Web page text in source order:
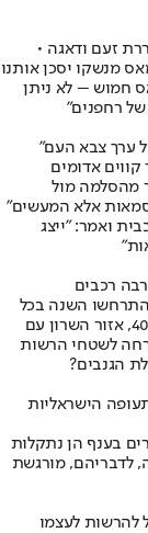
זעם ודאגה •
מנשקו יסכן אותנו
חמוש – לא ניתן
רחפנים"
ערך צבא העם"
אדומים
מהסלמה מול
אלא המעשים"
ואמר: "ייצג
רכבים
השנה בכל
רחבי הארץ כמעט ללא הפסקה • גוש דן מוביל עם 40%, אזור השרון עם
לשטחי הרשות
הגנבים?
הישראליות
בענף הן נתקלות
לדבריהם, מורגשת
יכול להרשות לעצמו